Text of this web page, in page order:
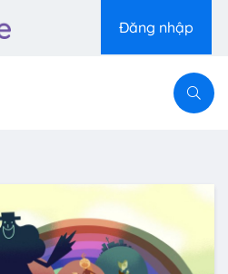
Đăng nhập